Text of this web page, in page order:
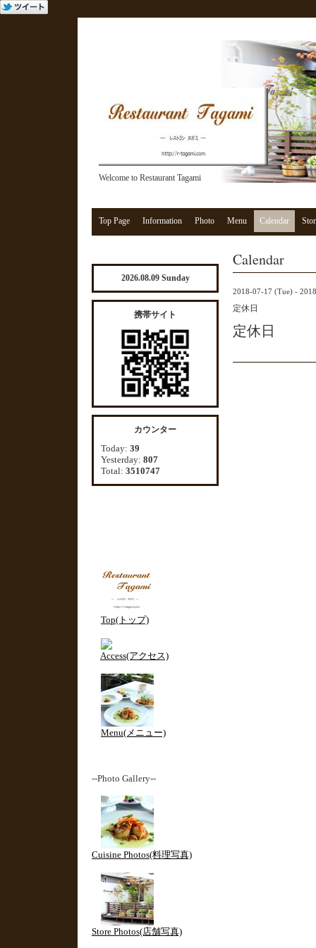
Welcome to Restaurant Tagami
Top Page Information Photo Menu Calendar
Calendar
2018-07-17 (Tue) -
定休日
定休日
2026.08.09 Sunday
携帯サイト
カウンター
Today: 39
Yesterday: 807
Total: 3510747
Top(トップ)
Access(アクセス)
Menu(メニュー)
--Photo Gallery--
Cuisine Photos(料理写真)
Store Photos(店舗写真)